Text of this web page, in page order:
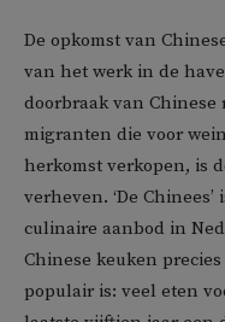
De opkomst van
van het werk in de
doorbraak van Chinese
migranten die voor
herkomst verkopen, is
verheven. ‘De
culinaire aanbod in
Chinese keuken
populair is: veel eten